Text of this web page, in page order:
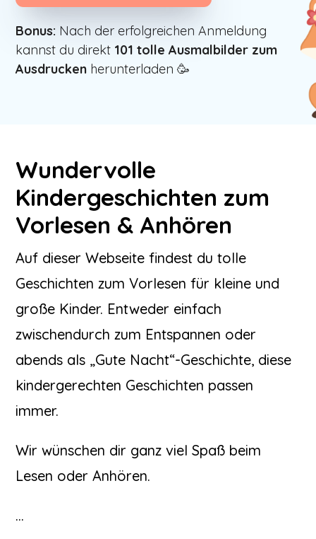
Bonus: Nach der erfolgreichen Anmeldung
kannst du direkt 101 tolle Ausmalbilder zum
Ausdrucken herunterladen 🥳
Wundervolle
Kindergeschichten zum
Vorlesen & Anhören
Auf dieser Webseite findest du tolle
Geschichten zum Vorlesen für kleine und
große Kinder. Entweder einfach
zwischendurch zum Entspannen oder
abends als „Gute Nacht“-Geschichte, diese
kindergerechten Geschichten passen
immer.
Wir wünschen dir ganz viel Spaß beim
Lesen oder Anhören.
…